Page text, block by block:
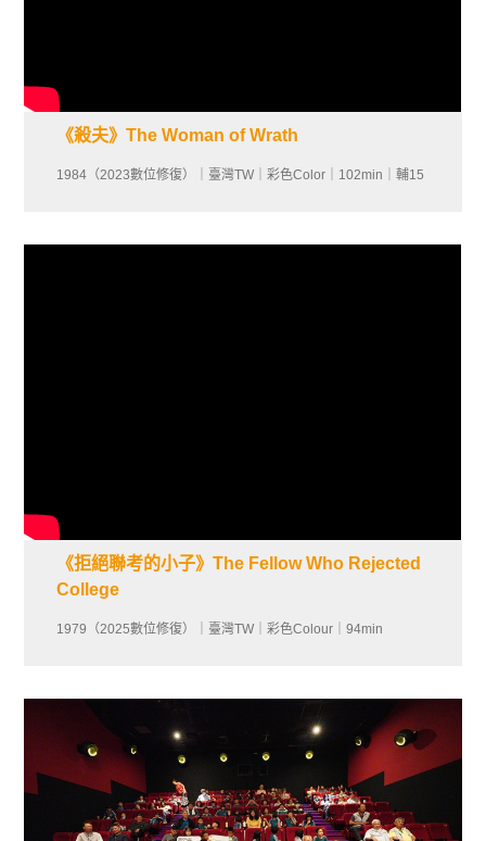
《殺夫》The Woman of Wrath
1984（2023數位修復）｜臺灣TW｜彩色Color｜102min｜輔15
《拒絕聯考的小子》The Fellow Who Rejected
College
1979（2025數位修復）｜臺灣TW｜彩色Colour｜94min